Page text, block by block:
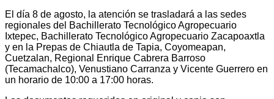
El día 8 de agosto, la atención se trasladará a las sedes
regionales del Bachillerato Tecnológico Agropecuario
Ixtepec, Bachillerato Tecnológico Agropecuario Zacapoaxtla
y en la Prepas de Chiautla de Tapia, Coyomeapan,
Cuetzalan, Regional Enrique Cabrera Barroso
(Tecamachalco), Venustiano Carranza y Vicente Guerrero en
un horario de 10:00 a 17:00 horas.